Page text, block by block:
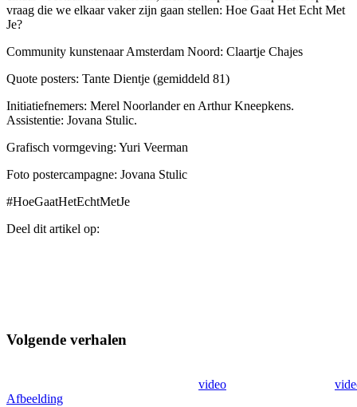
vraag die we elkaar vaker zijn gaan stellen: Hoe Gaat Het Echt Met
Je?
Community kunstenaar Amsterdam Noord: Claartje Chajes
Quote posters: Tante Dientje (gemiddeld 81)
Initiatiefnemers: Merel Noorlander en Arthur Kneepkens.
Assistentie: Jovana Stulic.
Grafisch vormgeving: Yuri Veerman
Foto postercampagne: Jovana Stulic
#HoeGaatHetEchtMetJe
Deel dit artikel op:
Volgende verhalen
Afbeelding
video